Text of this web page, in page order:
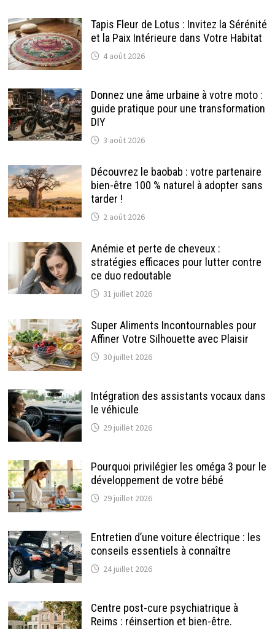
Tapis Fleur de Lotus : Invitez la Sérénité
et la Paix Intérieure dans Votre Habitat
4 août 2026
Donnez une âme urbaine à votre moto :
guide pratique pour une transformation
DIY
3 août 2026
Découvrez le baobab : votre partenaire
bien-être 100 % naturel à adopter sans
tarder !
2 août 2026
Anémie et perte de cheveux :
stratégies efficaces pour lutter contre
ce duo redoutable
31 juillet 2026
Super Aliments Incontournables pour
Affiner Votre Silhouette avec Plaisir
30 juillet 2026
Intégration des assistants vocaux dans
le véhicule
29 juillet 2026
Pourquoi privilégier les oméga 3 pour le
développement de votre bébé
29 juillet 2026
Entretien d’une voiture électrique : les
conseils essentiels à connaître
24 juillet 2026
Centre post-cure psychiatrique à
Reims : réinsertion et bien-être.